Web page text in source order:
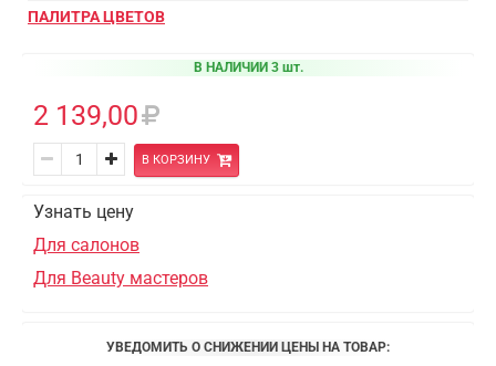
ПАЛИТРА ЦВЕТОВ
В НАЛИЧИИ 3 шт.
2 139,00
В КОРЗИНУ
Узнать цену
Для салонов
Для Beauty мастеров
УВЕДОМИТЬ О СНИЖЕНИИ ЦЕНЫ НА ТОВАР: